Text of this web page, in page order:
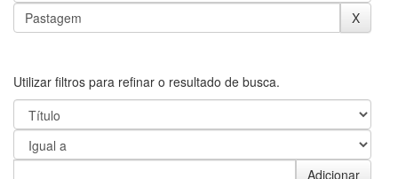
Utilizar filtros para refinar o resultado de busca.